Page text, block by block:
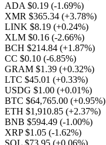
ADA $0.19 (-1.69%)
XMR $365.34 (+3.78%)
LINK $8.19 (+0.24%)
XLM $0.16 (-2.66%)
BCH $214.84 (+1.87%)
CC $0.10 (-6.85%)
GRAM $1.39 (+0.32%)
LTC $45.01 (+0.33%)
USDG $1.00 (+0.01%)
BTC $64,765.00 (+0.95%)
ETH $1,910.85 (+2.37%)
BNB $594.49 (-1.00%)
XRP $1.05 (-1.62%)
SOL $73.95 (+0.06%)